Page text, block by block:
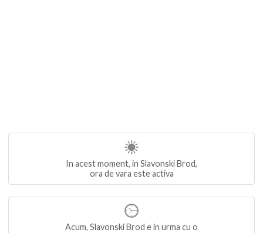
In acest moment, in Slavonski Brod,
ora de vara este activa
Acum, Slavonski Brod e in urma cu o